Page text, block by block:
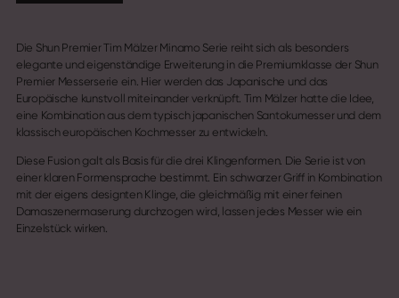
Die Shun Premier Tim Mälzer Minamo Serie reiht sich als besonders
elegante und eigenständige Erweiterung in die Premiumklasse der Shun
Premier Messerserie ein. Hier werden das Japanische und das
Europäische kunstvoll miteinander verknüpft. Tim Mälzer hatte die Idee,
eine Kombination aus dem typisch japanischen Santokumesser und dem
klassisch europäischen Kochmesser zu entwickeln.
Diese Fusion galt als Basis für die drei Klingenformen. Die Serie ist von
einer klaren Formensprache bestimmt. Ein schwarzer Griff in Kombination
mit der eigens designten Klinge, die gleichmäßig mit einer feinen
Damaszenermaserung durchzogen wird, lassen jedes Messer wie ein
Einzelstück wirken.